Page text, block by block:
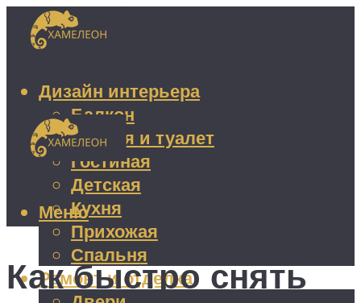
Дизайн интерьера
Балкон
Ванная и туалет
Гостиная
Детская
Кухня
Прихожая
Спальня
Ремонт и отделка
Меню
Как быстро снять